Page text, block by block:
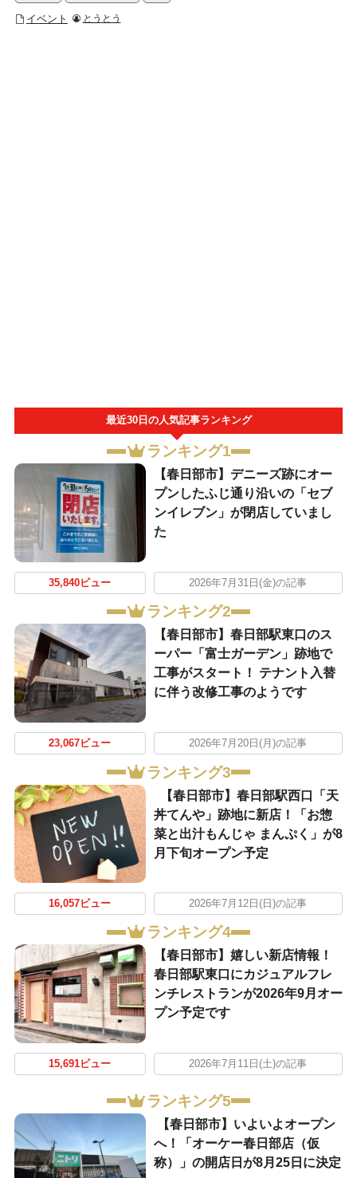
イベント とうとう
最近30日の人気記事ランキング
ランキング1
【春日部市】デニーズ跡にオー
プンしたふじ通り沿いの「セブ
ンイレブン」が閉店していまし
た
35,840ビュー 2026年7月31日(金)の記事
ランキング2
【春日部市】春日部駅東口のス
ーパー「富士ガーデン」跡地で
工事がスタート！ テナント入替
に伴う改修工事のようです
23,067ビュー 2026年7月20日(月)の記事
ランキング3
【春日部市】春日部駅西口「天
丼てんや」跡地に新店！「お惣
菜と出汁もんじゃ まんぷく」が8
月下旬オープン予定
16,057ビュー 2026年7月12日(日)の記事
ランキング4
【春日部市】嬉しい新店情報！
春日部駅東口にカジュアルフレ
ンチレストランが2026年9月オー
プン予定です
15,691ビュー 2026年7月11日(土)の記事
ランキング5
【春日部市】いよいよオープン
へ！「オーケー春日部店（仮
称）」の開店日が8月25日に決定